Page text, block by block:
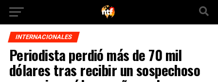
INTERNACIONALES
Periodista perdió más de 70 mil
dólares tras recibir un sospechoso